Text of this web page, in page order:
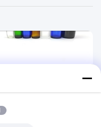
玻璃瓶
December 17, 2024